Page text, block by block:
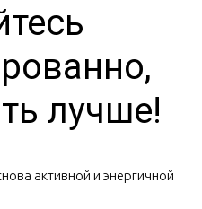
лучше!
активной и энергичной